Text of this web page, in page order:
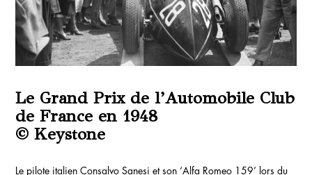
Le Grand Prix de l’Automobile Club
de France en 1948
© Keystone
Le pilote italien Consalvo Sanesi et son ‘Alfa Romeo 159’ lors du